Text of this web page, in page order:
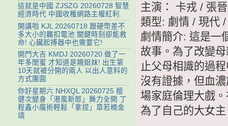
主演： 卡戎 / 張
類型: 劇情 / 現代
劇情簡介: 這是一
故事。為了改變
止父母相識的過
沒有證據，但血
場家庭倫理大戲
為了自己的大女
這就是中國 ZJSZG 20260728 智慧
經濟時代 中國收穫網路主權紅利
開講啦 KJL 20260718 跟硬幣差不
多大小的羈扣電池 關鍵時刻卻能救
命! 心臟起搏器中也需要它!
開門大吉 KMDJ 20260720 做了一
年多閨蜜 才知道是親姐妹! 出生第
10天就被分開的兩人 以出人意料的
方式團圓
你好星期六 NHXQL 20260725 檀
健次變身「港風新郎」舞力全開 丁
程鑫小魔術輕鬆「拿捏」章若楠金
靖